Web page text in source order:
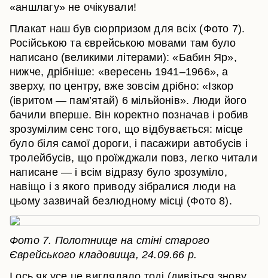
«аншлагу» не очікували!
Плакат наш був сюрпризом для всіх (Фото 7).
Російською та єврейською мовами там було
написано (великими літерами): «Бабин Яр»,
нижче, дрібніше: «вересень 1941–1966», а
зверху, по центру, вже зовсім дрібно: «Ізкор
(івритом — пам’ятай) 6 мільйонів». Люди його
бачили вперше. Він коректно позначав і робив
зрозумілим сенс того, що відбувається: місце
було біля самої дороги, і пасажири автобусів і
тролейбусів, що проїжджали повз, легко читали
написане — і всім відразу було зрозуміло,
навіщо і з якого приводу зібралися люди на
цьому зазвичай безлюдному місці (Фото 8).
Фото 7. Полотнище на стіні старого
Єврейського кладовища, 24.09.66 р.